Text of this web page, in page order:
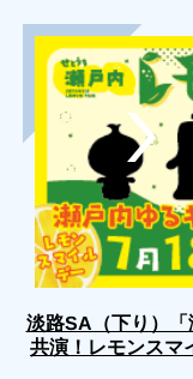
淡路SA（下り）
共演！レモンスマ